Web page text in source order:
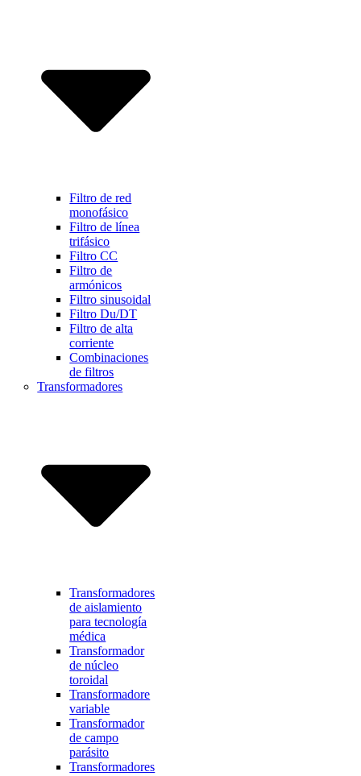
Filtro de red
monofásico
Filtro de línea
trifásico
Filtro CC
Filtro de
armónicos
Filtro sinusoidal
Filtro Du/DT
Filtro de alta
corriente
Combinaciones
de filtros
Transformadores
Transformadores
de aislamiento
para tecnología
médica
Transformador
de núcleo
toroidal
Transformadore
variable
Transformador
de campo
parásito
Transformadores